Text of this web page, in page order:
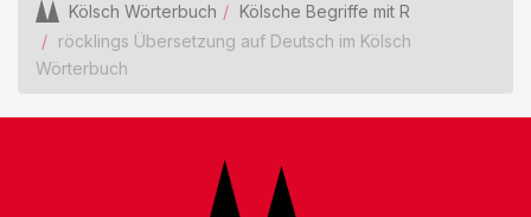
Kölsch Wörterbuch
Kölsche Begriffe mit R
röcklings Übersetzung auf Deutsch im Kölsch
Wörterbuch